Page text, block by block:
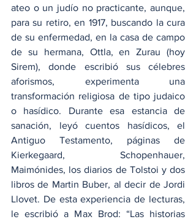
ateo o un judío no practicante, aunque,
para su retiro, en 1917, buscando la cura
de su enfermedad, en la casa de campo
de su hermana, Ottla, en Zurau (hoy
Sirem), donde escribió sus célebres
aforismos, experimenta una
transformación religiosa de tipo judaico
o hasídico. Durante esa estancia de
sanación, leyó cuentos hasídicos, el
Antiguo Testamento, páginas de
Kierkegaard, Schopenhauer,
Maimónides, los diarios de Tolstoi y dos
libros de Martin Buber, al decir de Jordi
Llovet. De esta experiencia de lecturas,
le escribió a Max Brod: “Las historias